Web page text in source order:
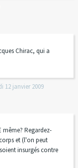
Chirac, qui a
12 janvier 2009
même? Regardez-
et (l'on peut
insurgés contre